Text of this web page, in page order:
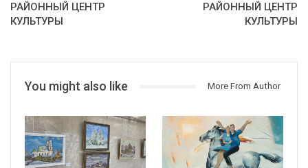
РАЙОННЫЙ ЦЕНТР
КУЛЬТУРЫ
РАЙОННЫЙ ЦЕНТР
КУЛЬТУРЫ
You might also like More From Author